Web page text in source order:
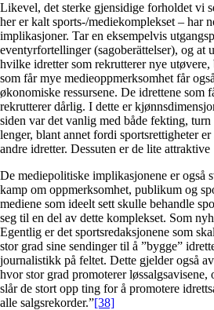
Likevel, det sterke gjensidige forholdet vi
her er kalt sports-/mediekomplekset – har
implikasjoner. Tar en eksempelvis
eventyrfortellinger (sagoberättelser), og at
hvilke idretter som rekrutterer nye
som får mye medieoppmerksomhet får
økonomiske ressursene. De idrettene
rekrutterer dårlig. I dette er
siden var det vanlig med både fekting,
lenger, blant annet fordi sportsrettigheter
andre idretter. Dessuten er de lite
De mediepolitiske implikasjonene er også
kamp om oppmerksomhet, publikum og
mediene som ideelt sett skulle behandle
seg til en del av dette komplekset. Som
Egentlig er det sportsredaksjonene som
stor grad sine sendinger til å ”bygge”
journalistikk på feltet. Dette gjelder også
hvor stor grad promoterer
slår de stort opp ting for å promotere
alle salgsrekorder.”[38]